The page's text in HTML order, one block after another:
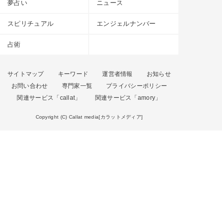
夢占い ニュース
スピリチュアル エンジェルナンバー
占術
サイトマップ キーワード 運営者情報
お知らせ
お問い合わせ
専門家一覧
プライバシーポリシー
関連サービス「callat」
関連サービス「amory」
Copyright (C) Callat media[カラットメディア]